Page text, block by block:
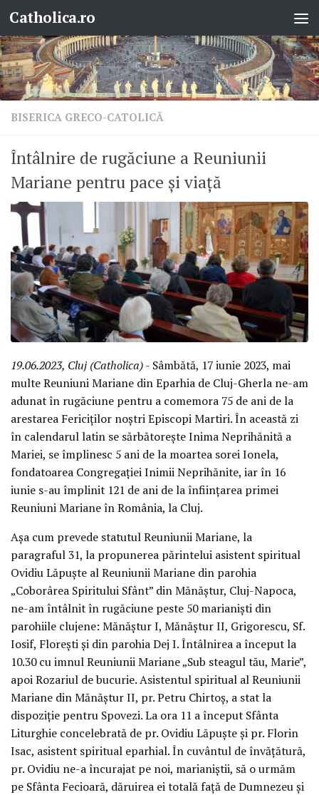
Skip to content
Catholica.ro
BISERICA GRECO-CATOLICĂ
Întâlnire de rugăciune a Reuniunii
Mariane pentru pace și viață
19.06.2023, Cluj (Catholica)- Sâmbătă, 17 iunie 2023, mai
multe Reuniuni Mariane din Eparhia de Cluj-Gherla ne-am
adunat în rugăciune pentru a comemora 75 de ani de la
arestarea Fericiților noștri Episcopi Martiri. În această zi
în calendarul latin se sărbătorește Inima Neprihănită a
Mariei, se împlinesc 5 ani de la moartea sorei Ionela,
fondatoarea Congregației Inimii Neprihănite, iar în 16
iunie s-au împlinit 121 de ani de la înființarea primei
Reuniuni Mariane în România, la Cluj.
Așa cum prevede statutul Reuniunii Mariane, la
paragraful 31, la propunerea părintelui asistent spiritual
Ovidiu Lăpuște al Reuniunii Mariane din parohia
„Coborârea Spiritului Sfânt” din Mănăștur, Cluj-Napoca,
ne-am întâlnit în rugăciune peste 50 marianiști din
parohiile clujene: Mănăștur I, Mănăștur II, Grigorescu, Sf.
Iosif, Florești și din parohia Dej I. Întâlnirea a început la
10.30 cu imnul Reuniunii Mariane „Sub steagul tău, Marie”,
apoi Rozariul de bucurie. Asistentul spiritual al Reuniunii
Mariane din Mănăștur II, pr. Petru Chirtoș, a stat la
dispoziție pentru Spovezi. La ora 11 a început Sfânta
Liturghie concelebrată de pr. Ovidiu Lăpuște și pr. Florin
Isac, asistent spiritual eparhial. În cuvântul de învățătură,
pr. Ovidiu ne-a încurajat pe noi, marianiștii, să o urmăm
pe Sfânta Fecioară, dăruirea ei totală față de Dumnezeu și